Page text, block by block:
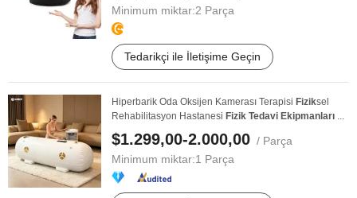
Minimum miktar:2 Parça
Tedarikçi ile İletişime Geçin
Hiperbarik Oda Oksijen Kamerası Terapisi Fiziksel
Rehabilitasyon Hastanesi Fizik Tedavi Ekipmanları ...
$1.299,00-2.000,00 / Parça
Minimum miktar:1 Parça